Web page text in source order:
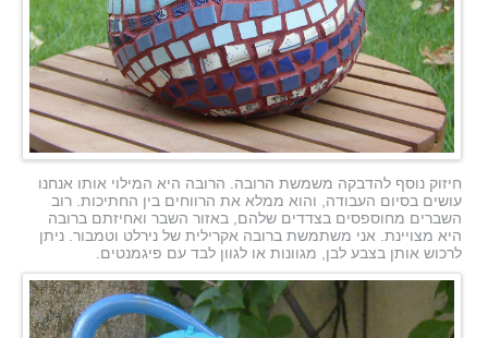
חיזוק נוסף להדבקה משמשת הרובה. הרובה היא המילוי אותו אנחנו
עושים בסיום העבודה, והוא ממלא את הרווחים בין החתיכות. רוב
השברים מחוספסים בצדדים שלהם, באזור השבר ואחיזתם ברובה
היא מצויינת. אני משתמשת ברובה אקרילית של נירלט וטמבור. ניתן
לרכוש אותן בצבע לבן, מגוונות או לגוון לבד עם פיגמנטים.